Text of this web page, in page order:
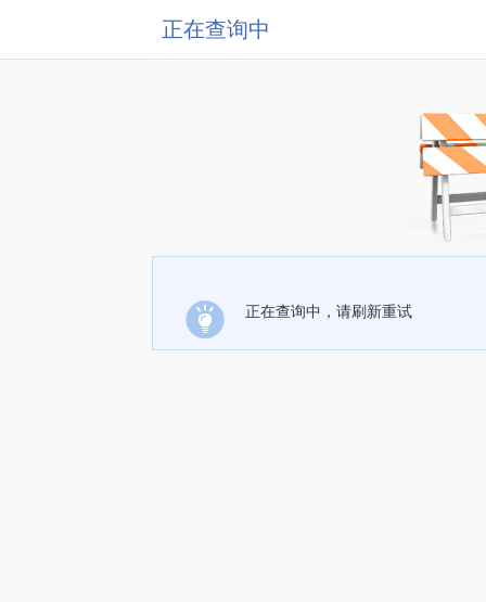
正在查询中
正在查询中，请刷新重试